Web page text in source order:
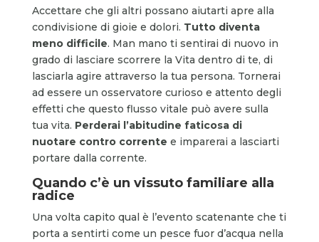
Accettare che gli altri possano aiutarti apre alla
condivisione di gioie e dolori. Tutto diventa
meno difficile. Man mano ti sentirai di nuovo in
grado di lasciare scorrere la Vita dentro di te, di
lasciarla agire attraverso la tua persona. Tornerai
ad essere un osservatore curioso e attento degli
effetti che questo flusso vitale può avere sulla
tua vita. Perderai l’abitudine faticosa di
nuotare contro corrente e imparerai a lasciarti
portare dalla corrente.
Quando c’è un vissuto familiare alla
radice
Una volta capito qual è l’evento scatenante che ti
porta a sentirti come un pesce fuor d’acqua nella